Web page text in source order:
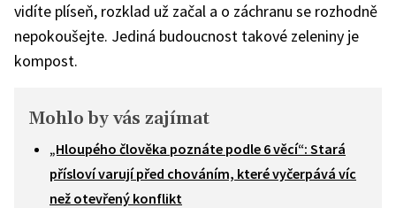
vidíte plíseň, rozklad už začal a o záchranu se rozhodně
nepokoušejte. Jediná budoucnost takové zeleniny je
kompost.
Mohlo by vás zajímat
„Hloupého člověka poznáte podle 6 věcí“: Stará
přísloví varují před chováním, které vyčerpává víc
než otevřený konflikt